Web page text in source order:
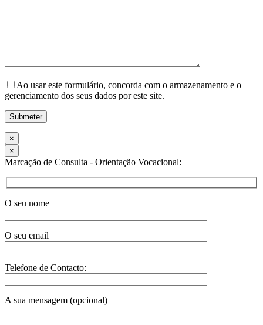
Ao usar este formulário, concorda com o armazenamento e o
gerenciamento dos seus dados por este site.
×
×
Marcação de Consulta - Orientação Vocacional:
O seu nome
O seu email
Telefone de Contacto:
A sua mensagem (opcional)